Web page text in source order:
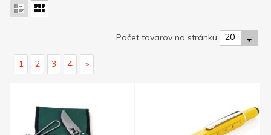
Počet tovarov na stránku 20
1 2 3 4 >